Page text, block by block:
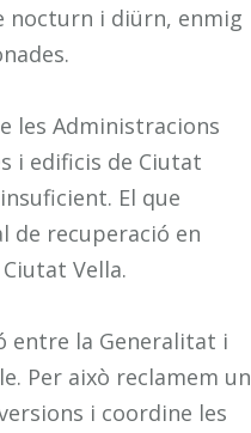
nocturn i diürn, enmig
les Administracions
i edificis de Ciutat
El que
de recuperació en
Vella.
entre la Generalitat i
Per això reclamem un
i coordine les